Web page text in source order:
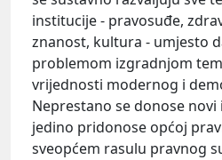
institucije - pravosuđe,
znanost, kultura - umjesto
problemom izgradnjom
vrijednosti modernog i
Neprestano se donose
jedino pridonose općoj
sveopćem rasulu pravnog